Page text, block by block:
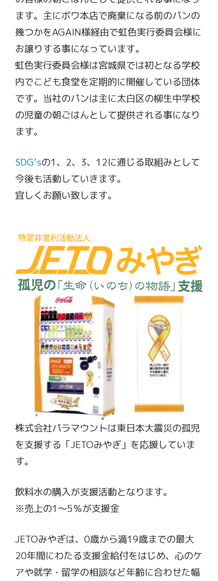
ます。主にボワ本店で廃棄になる前のパンの
幾つかをAGAIN様経由で虹色実行委員会様に
お譲りする事になっています。
虹色実行委員会様は宮城県では初となる学校
内でこども食堂を定期的に開催している団体
です。当社のパンは主に太白区の柳生中学校
の児童の朝ごはんとして提供される事になり
ます。
SDG‘sの1、2、3、12に通じる取組みとして
今後も活動していきます。
宜しくお願い致します。
株式会社パラマウントは東日本大震災の孤児
を支援する「JETOみやぎ」を応援していま
す。
飲料水の購入が支援活動となります。
※売上の1～5％が支援金
JETOみやぎは、0歳から満19歳までの最大
20年間にわたる支援金給付をはじめ、心のケ
アや就学・留学の相談など年齢に合わせた幅